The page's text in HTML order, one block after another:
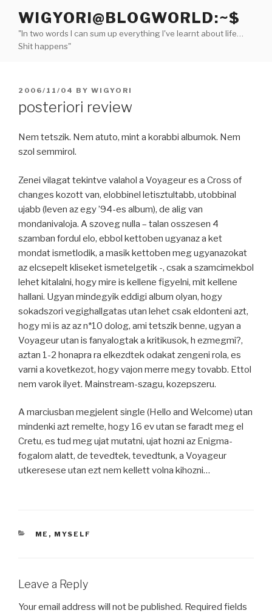
content
WIGYORI@BLOGWORLD:~$
"In two words I can sum up everything I've learnt about life…
Shit happens"
POSTED
2006/11/04 BY WIGYORI
posteriori review
Nem tetszik. Nem atuto, mint a korabbi albumok. Nem
szol semmirol.
Zenei vilagat tekintve valahol a Voyageur es a Cross of
changes kozott van, elobbinel letisztultabb, utobbinal
ujabb (leven az egy ’94-es album), de alig van
mondanivaloja. A szoveg nulla – talan osszesen 4
szamban fordul elo, ebbol kettoben ugyanaz a ket
mondat ismetlodik, a masik kettoben meg ugyanazokat
az elcsepelt kliseket ismetelgetik -, csak a szamcimekbol
lehet kitalalni, hogy mire is kellene figyelni, mit kellene
hallani. Ugyan mindegyik eddigi album olyan, hogy
sokadszori vegighallgatas utan lehet csak eldonteni azt,
hogy mi is az az n*10 dolog, ami tetszik benne, ugyan a
Voyageur utan is fanyalogtak a kritikusok, h ezmegmi?,
aztan 1-2 honapra ra elkezdtek odakat zengeni rola, es
varni a kovetkezot, hogy vajon merre megy tovabb. Ettol
nem varok ilyet. Mainstream-szagu, kozepszeru.
A marciusban megjelent single (Hello and Welcome) utan
mindenki azt remelte, hogy 16 ev utan se faradt meg el
Cretu, es tud meg ujat mutatni, ujat hozni az Enigma-
fogalom alatt, de tevedtek, tevedtunk, a Voyageur
utkeresese utan ezt nem kellett volna kihozni…
CATEGORIES
ME, MYSELF
Leave a Reply
Your email address will not be published. Required fields